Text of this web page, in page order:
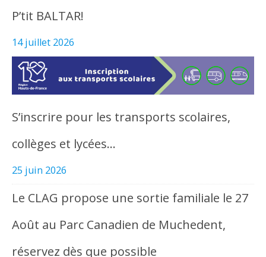
P’tit BALTAR!
14 juillet 2026
S’inscrire pour les transports scolaires,
collèges et lycées…
25 juin 2026
Le CLAG propose une sortie familiale le 27
Août au Parc Canadien de Muchedent,
réservez dès que possible